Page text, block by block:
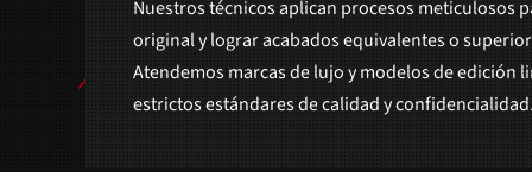
Nuestros técnicos aplican procesos meticulosos
original y lograr acabados equivalentes o
Atendemos marcas de lujo y modelos de edición
estrictos estándares de calidad y